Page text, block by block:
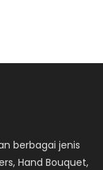
berbagai jenis
Hand Bouquet,